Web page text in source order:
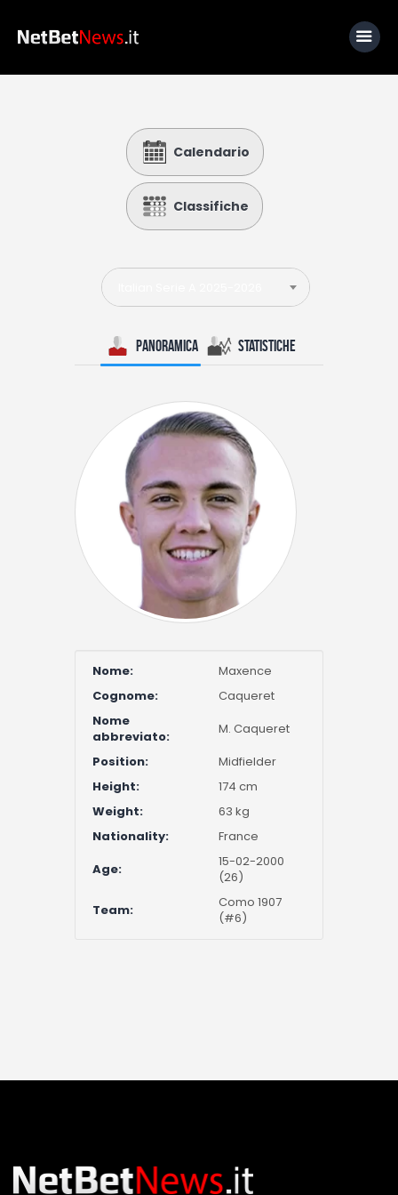
Calcio
Basket
Tennis
Lo Sapevi Che
I consigli di Giulia
Calendario
Classifiche
Panoramica Statistiche
Nome:
Maxence
Cognome:
Caqueret
Nome
abbreviato:
M. Caqueret
Position:
Midfielder
Height:
174 cm
Weight:
63 kg
Nationality:
France
Age:
15-02-2000
(26)
Team:
Como 1907
(#6)